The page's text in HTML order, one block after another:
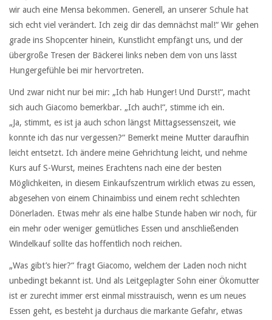
wir auch eine Mensa bekommen. Generell, an unserer Schule hat
sich echt viel verändert. Ich zeig dir das demnächst mal!“ Wir gehen
grade ins Shopcenter hinein, Kunstlicht empfängt uns, und der
übergroße Tresen der Bäckerei links neben dem von uns lässt
Hungergefühle bei mir hervortreten.
Und zwar nicht nur bei mir: „Ich hab Hunger! Und Durst!“, macht
sich auch Giacomo bemerkbar. „Ich auch!“, stimme ich ein.
„Ja, stimmt, es ist ja auch schon längst Mittagsessenszeit, wie
konnte ich das nur vergessen?“ Bemerkt meine Mutter daraufhin
leicht entsetzt. Ich ändere meine Gehrichtung leicht, und nehme
Kurs auf S-Wurst, meines Erachtens nach eine der besten
Möglichkeiten, in diesem Einkaufszentrum wirklich etwas zu essen,
abgesehen von einem Chinaimbiss und einem recht schlechten
Dönerladen. Etwas mehr als eine halbe Stunde haben wir noch, für
ein mehr oder weniger gemütliches Essen und anschließenden
Windelkauf sollte das hoffentlich noch reichen.
„Was gibt’s hier?“ fragt Giacomo, welchem der Laden noch nicht
unbedingt bekannt ist. Und als Leitgeplagter Sohn einer Ökomutter
ist er zurecht immer erst einmal misstrauisch, wenn es um neues
Essen geht, es besteht ja durchaus die markante Gefahr, etwas